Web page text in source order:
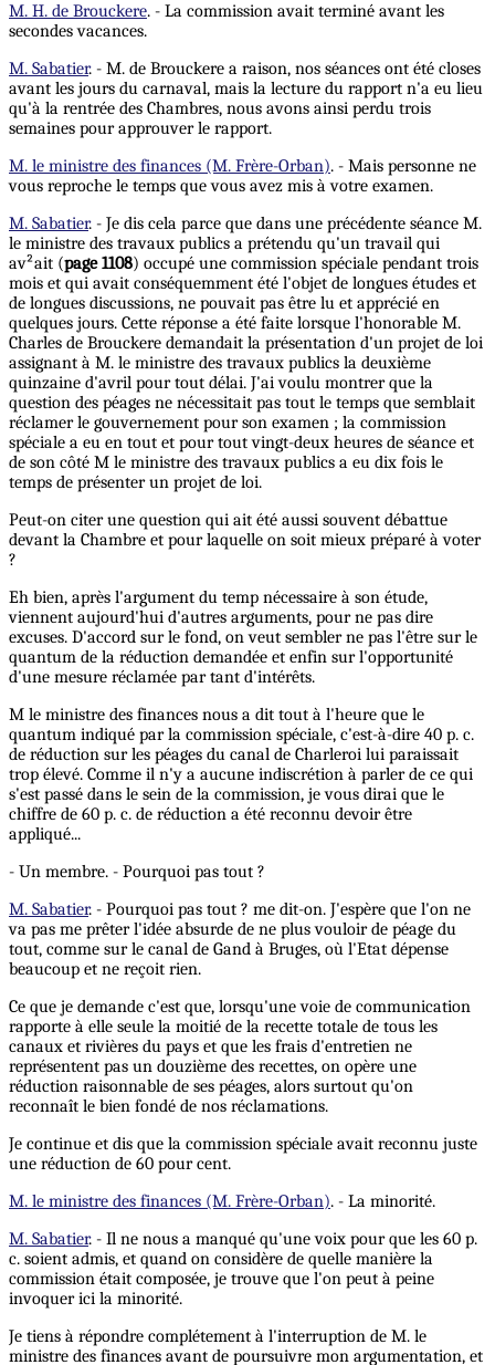
M. H. de Brouckere. - La commission avait terminé avant les
secondes vacances.
M. Sabatier. - M. de Brouckere a raison, nos séances ont été closes
avant les jours du carnaval, mais la lecture du rapport n'a eu lieu
qu'à la rentrée des Chambres, nous avons ainsi perdu trois
semaines pour approuver le rapport.
M. le ministre des finances (M. Frère-Orban). - Mais personne ne
vous reproche le temps que vous avez mis à votre examen.
M. Sabatier. - Je dis cela parce que dans une précédente séance M.
le ministre des travaux publics a prétendu qu'un travail qui
av²ait (page 1108) occupé une commission spéciale pendant trois
mois et qui avait conséquemment été l'objet de longues études et
de longues discussions, ne pouvait pas être lu et apprécié en
quelques jours. Cette réponse a été faite lorsque l'honorable M.
Charles de Brouckere demandait la présentation d'un projet de loi
assignant à M. le ministre des travaux publics la deuxième
quinzaine d'avril pour tout délai. J'ai voulu montrer que la
question des péages ne nécessitait pas tout le temps que semblait
réclamer le gouvernement pour son examen ; la commission
spéciale a eu en tout et pour tout vingt-deux heures de séance et
de son côté M le ministre des travaux publics a eu dix fois le
temps de présenter un projet de loi.
Peut-on citer une question qui ait été aussi souvent débattue
devant la Chambre et pour laquelle on soit mieux préparé à voter
?
Eh bien, après l'argument du temp nécessaire à son étude,
viennent aujourd'hui d'autres arguments, pour ne pas dire
excuses. D'accord sur le fond, on veut sembler ne pas l'être sur le
quantum de la réduction demandée et enfin sur l'opportunité
d'une mesure réclamée par tant d'intérêts.
M le ministre des finances nous a dit tout à l'heure que le
quantum indiqué par la commission spéciale, c'est-à-dire 40 p. c.
de réduction sur les péages du canal de Charleroi lui paraissait
trop élevé. Comme il n'y a aucune indiscrétion à parler de ce qui
s'est passé dans le sein de la commission, je vous dirai que le
chiffre de 60 p. c. de réduction a été reconnu devoir être
appliqué...
- Un membre. - Pourquoi pas tout ?
M. Sabatier. - Pourquoi pas tout ? me dit-on. J'espère que l'on ne
va pas me prêter l'idée absurde de ne plus vouloir de péage du
tout, comme sur le canal de Gand à Bruges, où l'Etat dépense
beaucoup et ne reçoit rien.
Ce que je demande c'est que, lorsqu'une voie de communication
rapporte à elle seule la moitié de la recette totale de tous les
canaux et rivières du pays et que les frais d'entretien ne
représentent pas un douzième des recettes, on opère une
réduction raisonnable de ses péages, alors surtout qu'on
reconnaît le bien fondé de nos réclamations.
Je continue et dis que la commission spéciale avait reconnu juste
une réduction de 60 pour cent.
M. le ministre des finances (M. Frère-Orban). - La minorité.
M. Sabatier. - Il ne nous a manqué qu'une voix pour que les 60 p.
c. soient admis, et quand on considère de quelle manière la
commission était composée, je trouve que l'on peut à peine
invoquer ici la minorité.
Je tiens à répondre complétement à l'interruption de M. le
ministre des finances avant de poursuivre mon argumentation, et